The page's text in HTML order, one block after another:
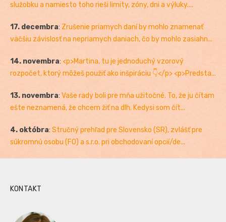
služobku a namiesto toho rieši limity, zóny, dni a výluky....
17. decembra: Zrušenie priamych daní by mohlo znamenať
väčšiu závislosť na nepriamych daniach, čo by mohlo zasiahn...
14. novembra: <p>Martina, tu je jednoduchý vzorový
rozpočet, ktorý môžeš použiť ako inšpiráciu 👇</p> <p>Predsta...
13. novembra: Vaše rady boli pre mňa užitočné. To, že ju čítam
ešte neznamená, že chcem žiť na dlh. Kedysi som čít...
4. októbra: Stručný prehľad pre Slovensko (SR), zvlášť pre
súkromnú osobu (FO) a s.r.o. pri obchodovaní opcií/de...
KONTAKT